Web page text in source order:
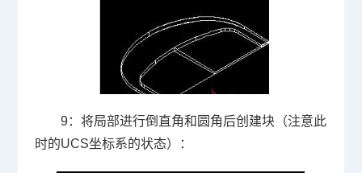
9：将局部进行倒直角和圆角后创建块（注意此
时的UCS坐标系的状态）：